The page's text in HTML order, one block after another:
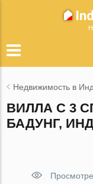
Недвижимость в
ВИЛЛА С 3
БАДУНГ,